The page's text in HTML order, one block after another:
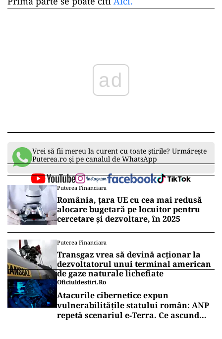
ad
Vrei să fii mereu la curent cu toate știrile? Urmărește
Puterea.ro și pe canalul de WhatsApp
Puterea Financiara
România, țara UE cu cea mai redusă
alocare bugetară pe locuitor pentru
cercetare și dezvoltare, în 2025
Puterea Financiara
Transgaz vrea să devină acționar la
dezvoltatorul unui terminal american
de gaze naturale lichefiate
Oficiuldestiri.ro
Atacurile cibernetice expun
vulnerabilitățile statului român: ANP
repetă scenariul e‑Terra. Ce ascund